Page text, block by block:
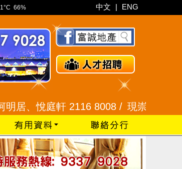
66% 中文 | ENG
居、悅庭軒 2116 8008 /現崇山、譽港